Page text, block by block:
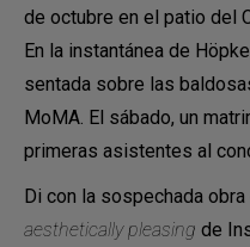
de octubre en el patio del
En la instantánea de
sentada sobre las
MoMA. El sábado, un
primeras asistentes al
Di con la sospechada
aesthetically pleasing de